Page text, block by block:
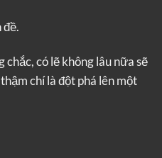
đề.
có lẽ không lâu nữa sẽ
chí là đột phá lên một